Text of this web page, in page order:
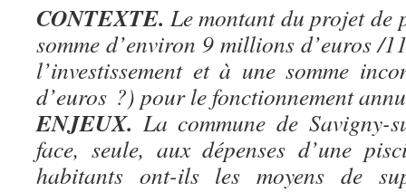
CONTEXTE. Le montant du projet de
somme d’environ 9 millions d’euros /
l’investissement et à une somme
d’euros ?) pour le fonctionnement
ENJEUX. La commune de Savigny-
face, seule, aux dépenses d’une
habitants ont-ils les moyens de